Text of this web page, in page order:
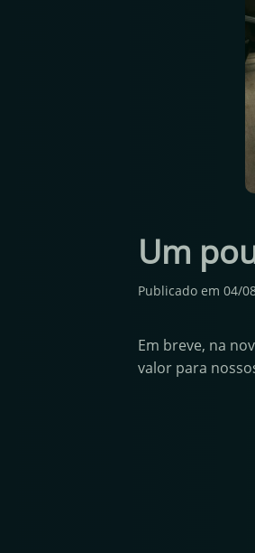
Um
Publicado em 04/
Em breve, na
valor para